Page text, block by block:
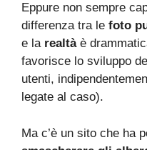
Eppure non sempre
differenza tra le foto
e la realtàè
favorisce lo sviluppo
utenti,
legate al caso).
Ma c’è un sito che ha